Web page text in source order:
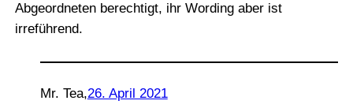
Abgeordneten berechtigt, ihr Wording aber ist
irreführend.
Mr. Tea,26. April 2021